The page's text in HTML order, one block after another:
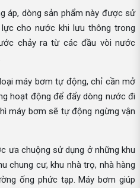
áp, dòng sản phẩm này được sử
cho nước khi lưu thông trong
chảy ra từ các đầu vòi nước
máy bơm tự động, chỉ cần mở
hoạt động để đẩy dòng nước đi
máy bơm sẽ tự động ngừng vận
ưa chuộng sử dụng ở những khu
chung cư, khu nhà trọ, nhà hàng
ống phức tạp. Máy bơm giúp